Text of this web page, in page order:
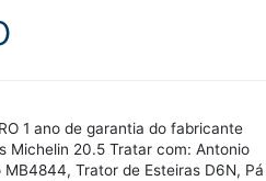
1 ano de garantia do fabricante
Michelin 20.5 Tratar com: Antonio
MB4844, Trator de Esteiras D6N, Pá